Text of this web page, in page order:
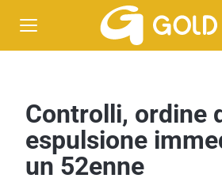
Controlli, ordine
espulsione
un 52enne